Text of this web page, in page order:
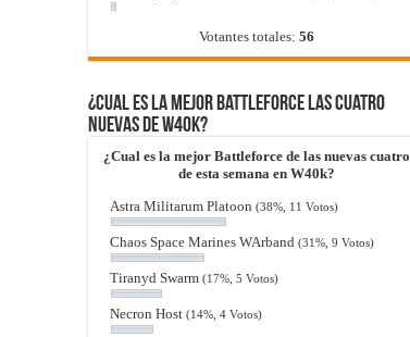
Votantes totales: 56
¿Cual es la mejor Battleforce las cuatro
nuevas de W40k?
¿Cual es la mejor Battleforce de las nuevas cuatro
de esta semana en W40k?
Astra Militarum Platoon (38%, 11 Votos)
Chaos Space Marines WArband (31%, 9 Votos)
Tiranyd Swarm (17%, 5 Votos)
Necron Host (14%, 4 Votos)